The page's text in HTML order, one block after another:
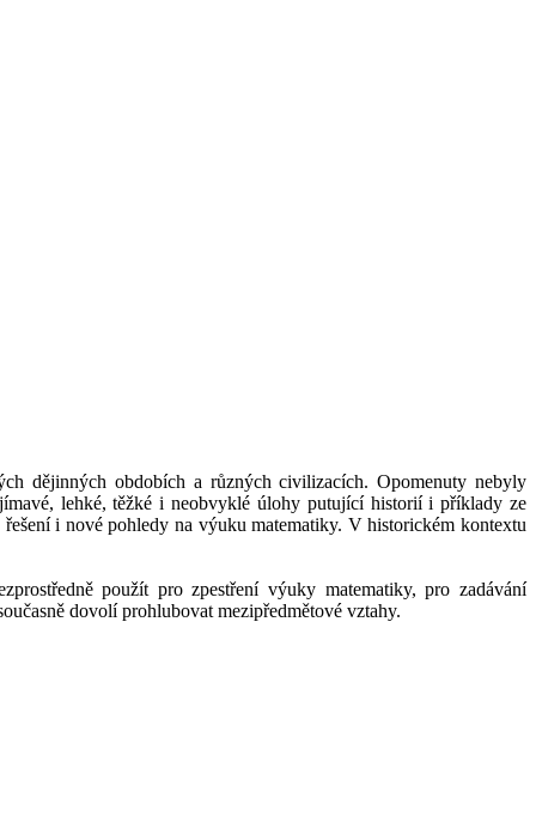
dějinných obdobích a různých civilizacích. Opomenuty nebyly
lehké, těžké i neobvyklé úlohy putující historií i příklady ze
i nové pohledy na výuku matematiky. V historickém kontextu
použít pro zpestření výuky matematiky, pro zadávání
dovolí prohlubovat mezipředmětové vztahy.